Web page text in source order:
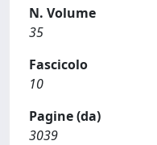
N. Volume
35
Fascicolo
10
Pagine (da)
3039